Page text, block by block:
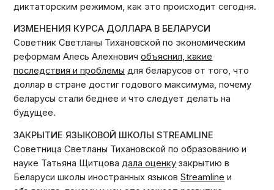
диктаторским режимом, как это происходит сегодня.
ИЗМЕНЕНИЯ КУРСА ДОЛЛАРА В БЕЛАРУСИ
Советник Светланы Тихановской по экономическим
реформам Алесь Алехновичобъяснил, какие
последствия и проблемы для беларусов от того, что
доллар в стране достиг годового максимума, почему
беларусы стали беднее и что следует делать на
будущее.
ЗАКРЫТИЕ ЯЗЫКОВОЙ ШКОЛЫ STREAMLINE
Советница Светланы Тихановской по образованию и
науке Татьяна Щитцовадала оценку закрытию в
Беларуси школы иностранных языковStreamline и